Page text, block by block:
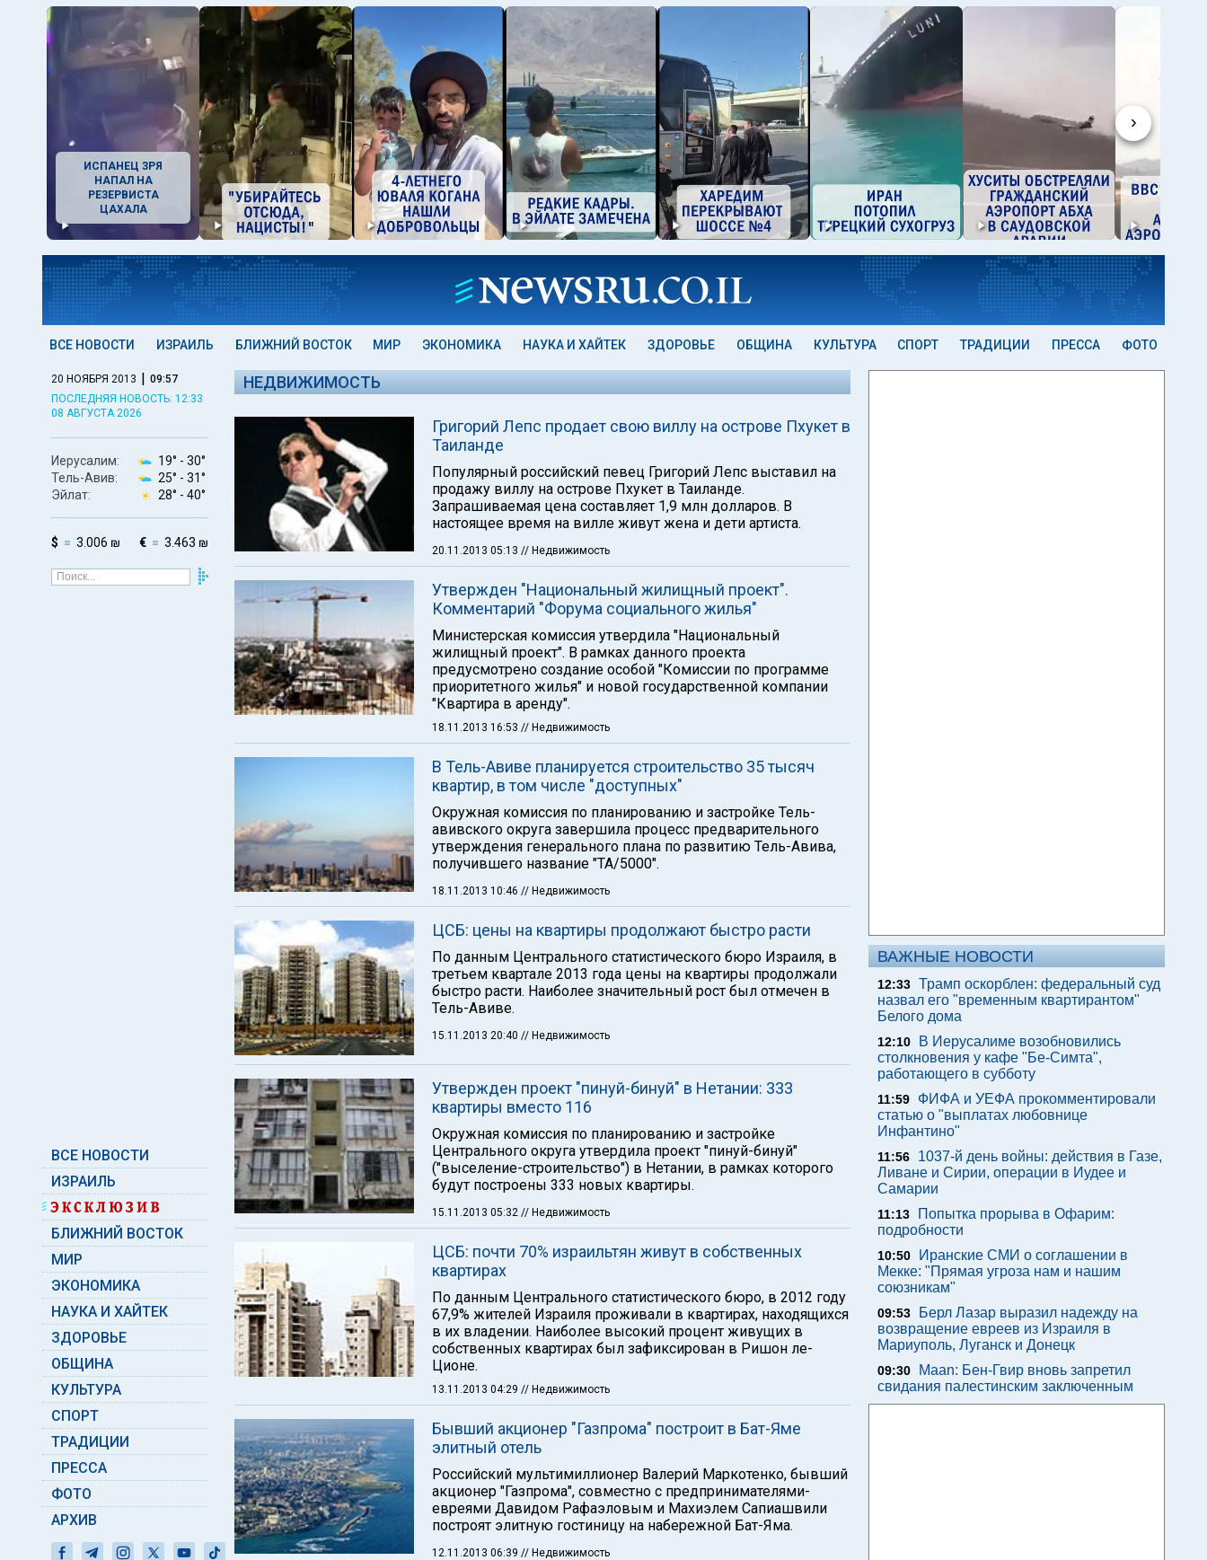
›
ИСПАНЕЦ ЗРЯ
НАПАЛ НА
РЕЗЕРВИСТА
ЦАХАЛА
ВСЕ НОВОСТИ ИЗРАИЛЬ БЛИЖНИЙ ВОСТОК МИР ЭКОНОМИКА НАУКА И ХАЙТЕК ЗДОРОВЬЕ ОБЩИНА КУЛЬТУРА СПОРТ ТРАДИЦИИ ПРЕССА ФОТО
20 НОЯБРЯ 2013 | 09:57
ПОСЛЕДНЯЯ НОВОСТЬ: 12:33
08 АВГУСТА 2026
Иерусалим: 19° - 30°
Тель-Авив:
25° - 31°
Эйлат:
28° - 40°
$ 3.006 ₪ € 3.463 ₪
ВСЕ НОВОСТИ
ИЗРАИЛЬ
БЛИЖНИЙ ВОСТОК
МИР
ЭКОНОМИКА
НАУКА И ХАЙТЕК
ЗДОРОВЬЕ
ОБЩИНА
КУЛЬТУРА
СПОРТ
ТРАДИЦИИ
ПРЕССА
ФОТО
АРХИВ
НЕДВИЖИМОСТЬ
Григорий Лепс продает свою виллу на острове Пхукет в
Таиланде
Популярный российский певец Григорий Лепс выставил на
продажу виллу на острове Пхукет в Таиланде.
Запрашиваемая цена составляет 1,9 млн долларов. В
настоящее время на вилле живут жена и дети артиста.
20.11.2013 05:13 // Недвижимость
Утвержден "Национальный жилищный проект".
Комментарий "Форума социального жилья"
Министерская комиссия утвердила "Национальный
жилищный проект". В рамках данного проекта
предусмотрено создание особой "Комиссии по программе
приоритетного жилья" и новой государственной компании
"Квартира в аренду".
18.11.2013 16:53 // Недвижимость
В Тель-Авиве планируется строительство 35 тысяч
квартир, в том числе "доступных"
Окружная комиссия по планированию и застройке Тель-
авивского округа завершила процесс предварительного
утверждения генерального плана по развитию Тель-Авива,
получившего название "ТА/5000".
18.11.2013 10:46 // Недвижимость
ЦСБ: цены на квартиры продолжают быстро расти
По данным Центрального статистического бюро Израиля, в
третьем квартале 2013 года цены на квартиры продолжали
быстро расти. Наиболее значительный рост был отмечен в
Тель-Авиве.
15.11.2013 20:40 // Недвижимость
Утвержден проект "пинуй-бинуй" в Нетании: 333
квартиры вместо 116
Окружная комиссия по планированию и застройке
Центрального округа утвердила проект "пинуй-бинуй"
("выселение-строительство") в Нетании, в рамках которого
будут построены 333 новых квартиры.
15.11.2013 05:32 // Недвижимость
ЦСБ: почти 70% израильтян живут в собственных
квартирах
По данным Центрального статистического бюро, в 2012 году
67,9% жителей Израиля проживали в квартирах, находящихся
в их владении. Наиболее высокий процент живущих в
собственных квартирах был зафиксирован в Ришон ле-
Ционе.
13.11.2013 04:29 // Недвижимость
Бывший акционер "Газпрома" построит в Бат-Яме
элитный отель
Российский мультимиллионер Валерий Маркотенко, бывший
акционер "Газпрома", совместно с предпринимателями-
евреями Давидом Рафаэловым и Махиэлем Сапиашвили
построят элитную гостиницу на набережной Бат-Яма.
12.11.2013 06:39 // Недвижимость
ВАЖНЫЕ НОВОСТИ
12:33 Трамп оскорблен: федеральный суд
назвал его "временным квартирантом"
Белого дома
12:10
В Иерусалиме возобновились
столкновения у кафе "Бе-Симта",
работающего в субботу
11:59
ФИФА и УЕФА прокомментировали
статью о "выплатах любовнице
Инфантино"
11:56
1037-й день войны: действия в Газе,
Ливане и Сирии, операции в Иудее и
Самарии
11:13
Попытка прорыва в Офарим:
подробности
10:50
Иранские СМИ о соглашении в
Мекке: "Прямая угроза нам и нашим
союзникам"
09:53
Берл Лазар выразил надежду на
возвращение евреев из Израиля в
Мариуполь, Луганск и Донецк
09:30
Maan: Бен-Гвир вновь запретил
свидания палестинским заключенным